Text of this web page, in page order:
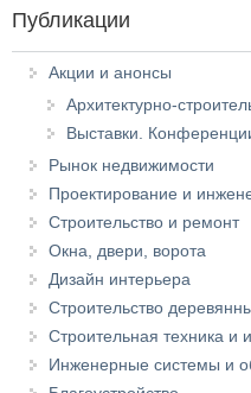
Публикации
Акции и анонсы
Архитектурно-
Выставки.
Рынок недвижимости
Проектирование и
Строительство и ремонт
Окна, двери, ворота
Дизайн интерьера
Строительство
Строительная техника и
Инженерные системы и